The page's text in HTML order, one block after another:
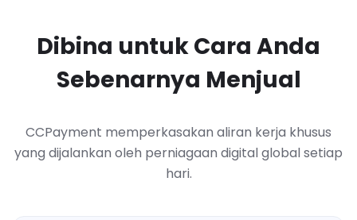
Dibina untuk Cara Anda
Sebenarnya Menjual
CCPayment memperkasakan aliran kerja khusus
yang dijalankan oleh perniagaan digital global setiap
hari.